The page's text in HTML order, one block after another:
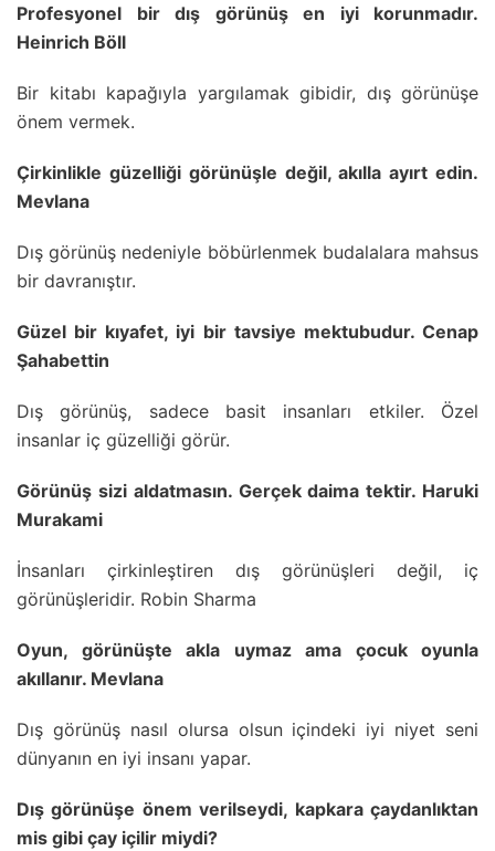
Profesyonel bir dış görünüş en iyi korunmadır.
Heinrich Böll
Bir kitabı kapağıyla yargılamak gibidir, dış görünüşe
önem vermek.
Çirkinlikle güzelliği görünüşle değil, akılla ayırt edin.
Mevlana
Dış görünüş nedeniyle böbürlenmek budalalara mahsus
bir davranıştır.
Güzel bir kıyafet, iyi bir tavsiye mektubudur. Cenap
Şahabettin
Dış görünüş, sadece basit insanları etkiler. Özel
insanlar iç güzelliği görür.
Görünüş sizi aldatmasın. Gerçek daima tektir. Haruki
Murakami
İnsanları çirkinleştiren dış görünüşleri değil, iç
görünüşleridir. Robin Sharma
Oyun, görünüşte akla uymaz ama çocuk oyunla
akıllanır. Mevlana
Dış görünüş nasıl olursa olsun içindeki iyi niyet seni
dünyanın en iyi insanı yapar.
Dış görünüşe önem verilseydi, kapkara çaydanlıktan
mis gibi çay içilir miydi?